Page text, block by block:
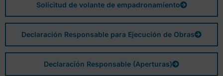
Solicitud de volante de empadronamiento
Declaración Responsable para Ejecución de Obras
Declaración Responsable (Aperturas)